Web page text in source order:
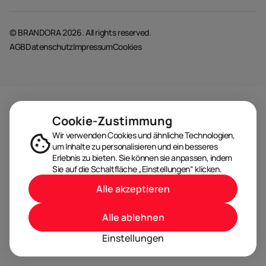
© BRANDORA 2026. All rights reserved.
AGBDatenschutzImpressumCookies
Cookie-Zustimmung
Wir verwenden Cookies und ähnliche Technologien,
um Inhalte zu personalisieren und ein besseres
Erlebnis zu bieten. Sie können sie anpassen, indem
Sie auf die Schaltfläche „Einstellungen“ klicken.
Einstellungen
Alle ablehnen
Alle akzeptieren